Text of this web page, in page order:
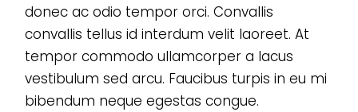
donec ac odio tempor orci. Convallis
convallis tellus id interdum velit laoreet. At
tempor commodo ullamcorper a lacus
vestibulum sed arcu. Faucibus turpis in eu mi
bibendum neque egestas congue.